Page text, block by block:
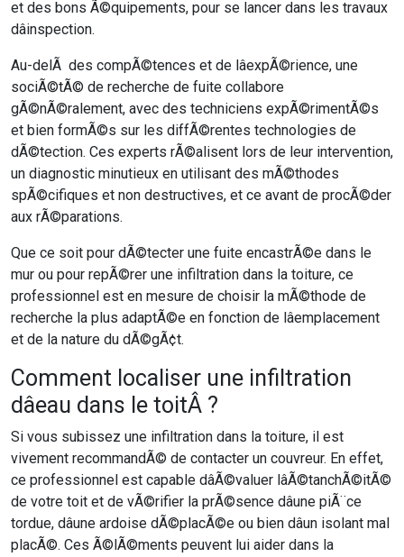
et des bons Ã©quipements, pour se lancer dans les travaux
dâinspection.
Au-delÃ des compÃ©tences et de lâexpÃ©rience, une
sociÃ©tÃ© de recherche de fuite collabore
gÃ©nÃ©ralement, avec des techniciens expÃ©rimentÃ©s
et bien formÃ©s sur les diffÃ©rentes technologies de
dÃ©tection. Ces experts rÃ©alisent lors de leur intervention,
un diagnostic minutieux en utilisant des mÃ©thodes
spÃ©cifiques et non destructives, et ce avant de procÃ©der
aux rÃ©parations.
Que ce soit pour dÃ©tecter une fuite encastrÃ©e dans le
mur ou pour repÃ©rer une infiltration dans la toiture, ce
professionnel est en mesure de choisir la mÃ©thode de
recherche la plus adaptÃ©e en fonction de lâemplacement
et de la nature du dÃ©gÃ¢t.
Comment localiser une infiltration
dâeau dans le toitÂ ?
Si vous subissez une infiltration dans la toiture, il est
vivement recommandÃ© de contacter un couvreur. En effet,
ce professionnel est capable dâÃ©valuer lâÃ©tanchÃ©itÃ©
de votre toit et de vÃ©rifier la prÃ©sence dâune piÃ¨ce
tordue, dâune ardoise dÃ©placÃ©e ou bien dâun isolant mal
placÃ©. Ces Ã©lÃ©ments peuvent lui aider dans la